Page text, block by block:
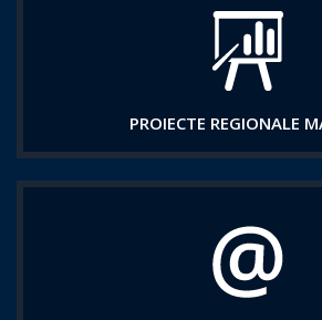
PROIECTE REGIONALE